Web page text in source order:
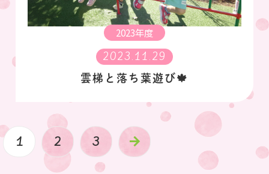
2023年度
2023.11.29
雲梯と落ち葉遊び🍁
1 2 3 arrow_forward